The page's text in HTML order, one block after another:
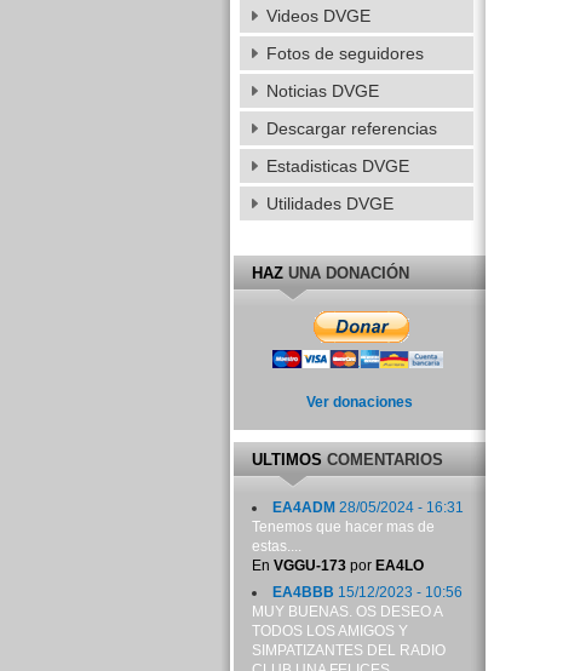
Videos DVGE
Fotos de seguidores
Noticias DVGE
Descargar referencias
Estadisticas DVGE
Utilidades DVGE
HAZUNA DONACIÓN
Ver donaciones
ULTIMOSCOMENTARIOS
EA4ADM 28/05/2024 - 16:31
Tenemos que hacer mas de
estas....
En VGGU-173por EA4LO
EA4BBB 15/12/2023 - 10:56
MUY BUENAS. OS DESEO A
TODOS LOS AMIGOS Y
SIMPATIZANTES DEL RADIO